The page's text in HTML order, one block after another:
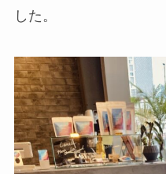
した。